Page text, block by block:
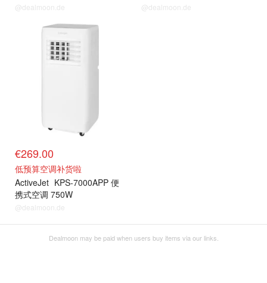
@dealmoon.de @dealmoon.de
€269.00
低预算空调补货啦
ActiveJet KPS-7000APP 便
携式空调 750W
@dealmoon.de
Dealmoon may be paid when users buy items via our links.